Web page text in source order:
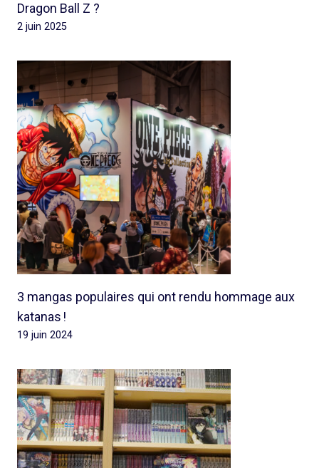
Dragon Ball Z ?
2 juin 2025
3 mangas populaires qui ont rendu hommage aux
katanas !
19 juin 2024